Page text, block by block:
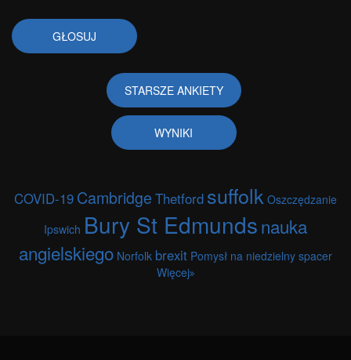
STARSZE ANKIETY
WYNIKI
COVID-19 Cambridge Thetford suffolk Oszczędzanie
Ipswich Bury St Edmundsnauka
angielskiego Norfolk brexit Pomysł na niedzielny spacer
Więcej